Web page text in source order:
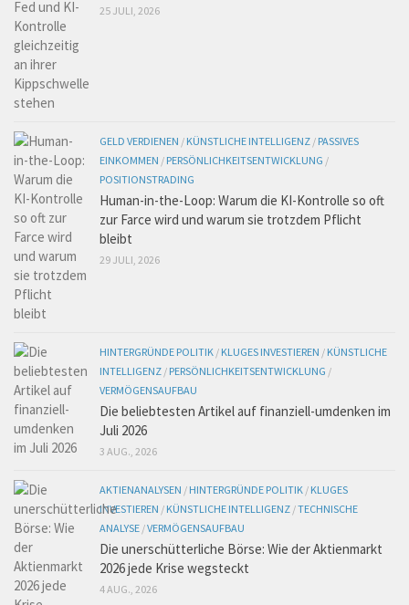
25 JULI, 2026
GELD VERDIENEN / KÜNSTLICHE INTELLIGENZ / PASSIVES
EINKOMMEN / PERSÖNLICHKEITSENTWICKLUNG /
POSITIONSTRADING
Human-in-the-Loop: Warum die KI-Kontrolle so oft
zur Farce wird und warum sie trotzdem Pflicht
bleibt
29 JULI, 2026
HINTERGRÜNDE POLITIK / KLUGES INVESTIEREN / KÜNSTLICHE
INTELLIGENZ / PERSÖNLICHKEITSENTWICKLUNG /
VERMÖGENSAUFBAU
Die beliebtesten Artikel auf finanziell-umdenken im
Juli 2026
3 AUG., 2026
AKTIENANALYSEN / HINTERGRÜNDE POLITIK / KLUGES
INVESTIEREN / KÜNSTLICHE INTELLIGENZ /TECHNISCHE
ANALYSE /VERMÖGENSAUFBAU
Die unerschütterliche Börse: Wie der Aktienmarkt
2026 jede Krise wegsteckt
4 AUG., 2026